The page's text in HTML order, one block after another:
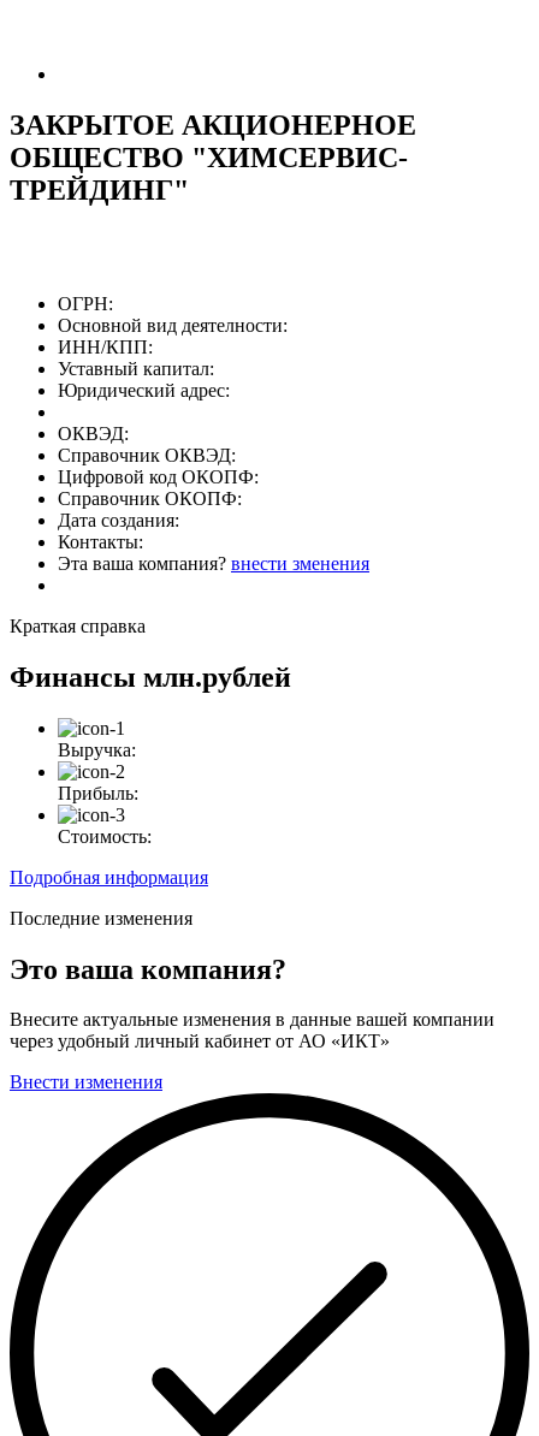
ЗАКРЫТОЕ АКЦИОНЕРНОЕ
ОБЩЕСТВО "ХИМСЕРВИС-
ТРЕЙДИНГ"
ОГРН:
Основной вид деятелности:
ИНН/КПП:
Уставный капитал:
Юридический адрес:
ОКВЭД:
Справочник ОКВЭД:
Цифровой код ОКОПФ:
Справочник ОКОПФ:
Дата создания:
Контакты:
Эта ваша компания? внести зменения
Краткая справка
Финансы млн.рублей
Выручка:
Прибыль:
Стоимость:
Подробная информация
Последние изменения
Это ваша компания?
Внесите актуальные изменения в данные вашей компании
через удобный личный кабинет от АО «ИКТ»
Внести изменения